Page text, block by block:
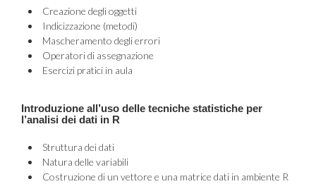
Creazione degli oggetti
Indicizzazione (metodi)
Mascheramento degli errori
Operatori di assegnazione
Esercizi pratici in aula
Introduzione all’uso delle tecniche statistiche per
l’analisi dei dati in R
Struttura dei dati
Natura delle variabili
Costruzione di un vettore e una matrice dati in ambiente R